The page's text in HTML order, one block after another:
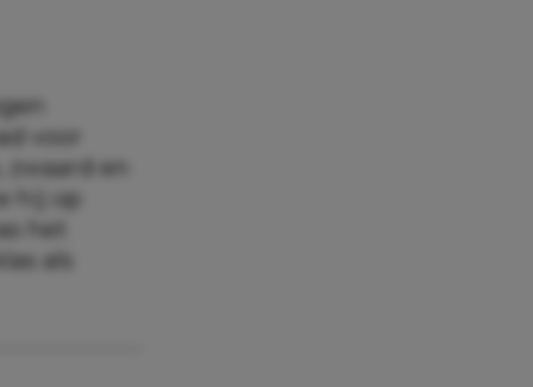
voor
en
hij op
het
als